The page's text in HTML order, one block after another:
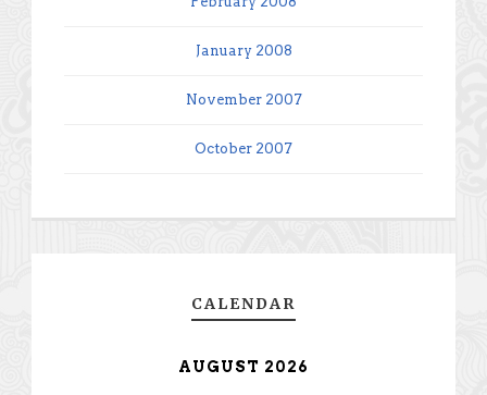
January 2008
November 2007
October 2007
CALENDAR
AUGUST 2026